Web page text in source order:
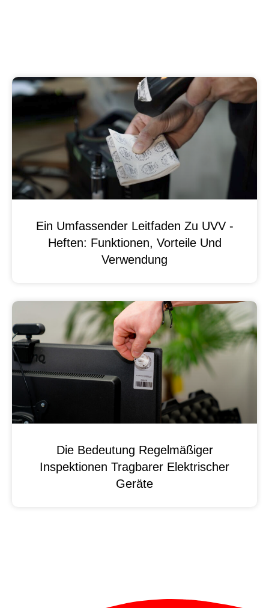
Ein Umfassender Leitfaden Zu UVV -
Heften: Funktionen, Vorteile Und
Verwendung
Die Bedeutung Regelmäßiger
Inspektionen Tragbarer Elektrischer
Geräte